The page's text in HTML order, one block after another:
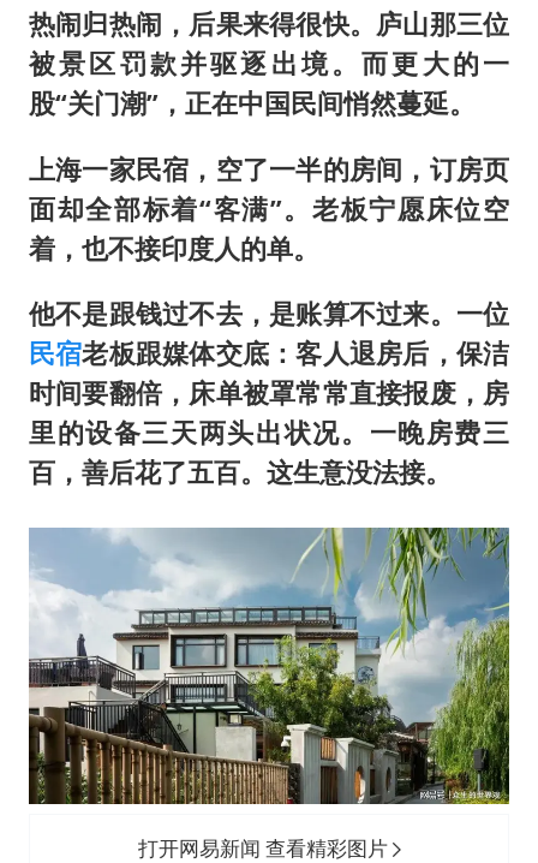
热闹归热闹，后果来得很快。庐山那三位
被景区罚款并驱逐出境。而更大的一
股“关门潮”，正在中国民间悄然蔓延。
上海一家民宿，空了一半的房间，订房页
面却全部标着“客满”。老板宁愿床位空
着，也不接印度人的单。
他不是跟钱过不去，是账算不过来。一位
民宿老板跟媒体交底：客人退房后，保洁
时间要翻倍，床单被罩常常直接报废，房
里的设备三天两头出状况。一晚房费三
百，善后花了五百。这生意没法接。
打开网易新闻 查看精彩图片